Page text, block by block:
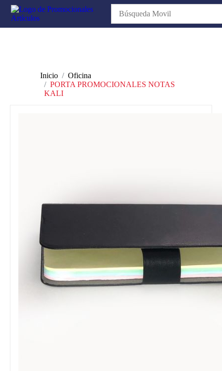
Inicio
Oficina
PORTA PROMOCIONALES NOTAS
KALI